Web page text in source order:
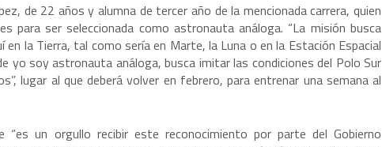
de 22 años y alumna de tercer año de la mencionada carrera, quien
para ser seleccionada como astronauta análoga. “La misión busca
la Tierra, tal como sería en Marte, la Luna o en la Estación Espacial
yo soy astronauta análoga, busca imitar las condiciones del Polo Sur
lugar al que deberá volver en febrero, para entrenar una semana al
“es un orgullo recibir este reconocimiento por parte del Gobierno